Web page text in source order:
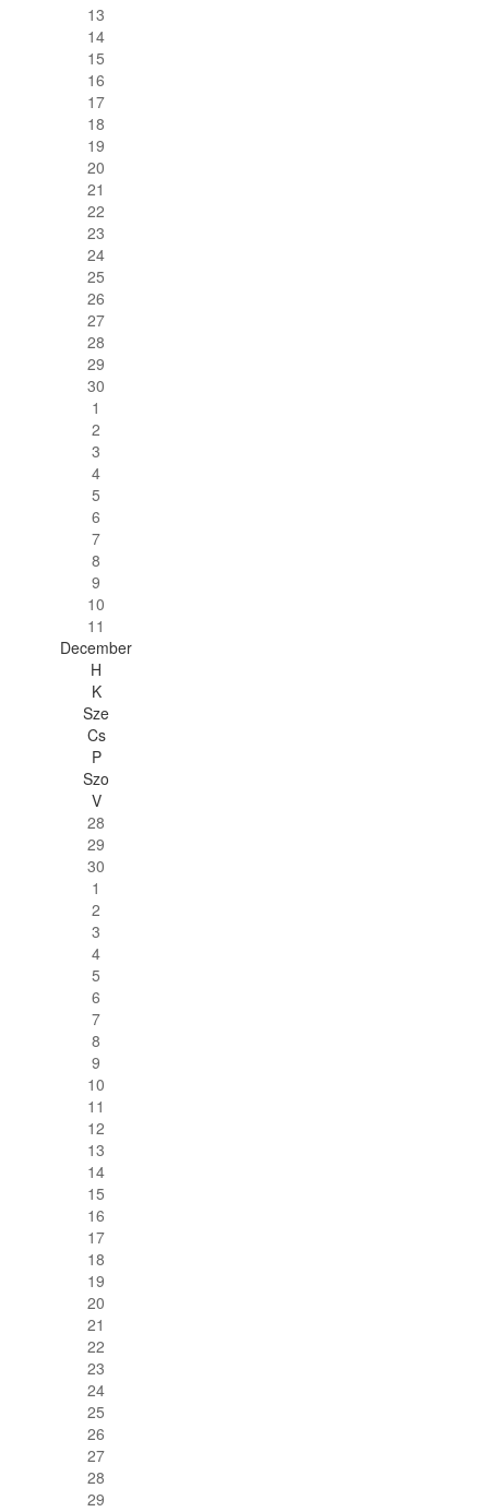
13
14
15
16
17
18
19
20
21
22
23
24
25
26
27
28
29
30
1
2
3
4
5
6
7
8
9
10
11
December
H
K
Sze
Cs
P
Szo
V
28
29
30
1
2
3
4
5
6
7
8
9
10
11
12
13
14
15
16
17
18
19
20
21
22
23
24
25
26
27
28
29